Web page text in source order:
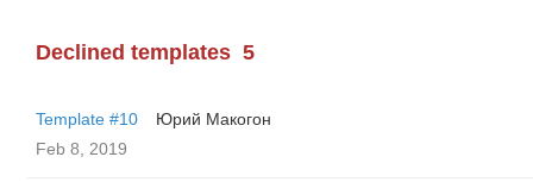
Declined templates 5
Template #10
Юрий Макогон
Feb 8, 2019